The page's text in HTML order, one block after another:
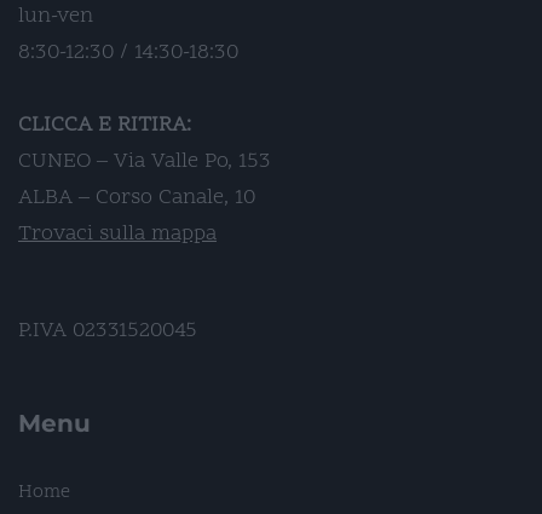
lun-ven
8:30-12:30 / 14:30-18:30
CLICCA E RITIRA:
CUNEO – Via Valle Po, 153
ALBA – Corso Canale, 10
Trovaci sulla mappa
P.IVA 02331520045
Menu
Home